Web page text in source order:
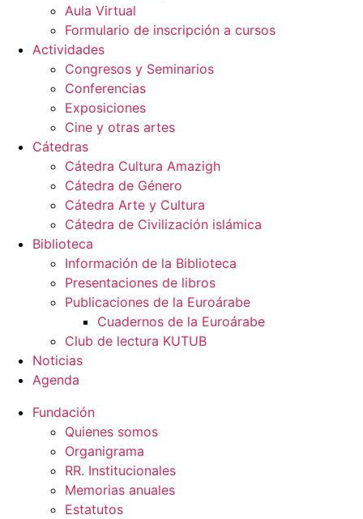
Aula Virtual
Formulario de inscripción a cursos
Actividades
Congresos y Seminarios
Conferencias
Exposiciones
Cine y otras artes
Cátedras
Cátedra Cultura Amazigh
Cátedra de Género
Cátedra Arte y Cultura
Cátedra de Civilización islámica
Biblioteca
Información de la Biblioteca
Presentaciones de libros
Publicaciones de la Euroárabe
Cuadernos de la Euroárabe
Club de lectura KUTUB
Noticias
Agenda
Fundación
Quienes somos
Organigrama
RR. Institucionales
Memorias anuales
Estatutos